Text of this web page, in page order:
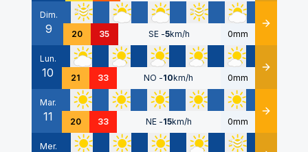
Dim.
9 20 35 SE -5km/h 0mm Détails
Lun.
10 21 33 NO -10km/h 0mm Détails
Mar.
11 20 33 NE -15km/h 0mm Détails
Mer.